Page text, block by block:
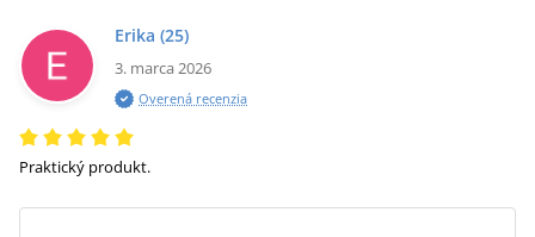
Erika (25)
3. marca 2026
Overená recenzia
Praktický produkt.